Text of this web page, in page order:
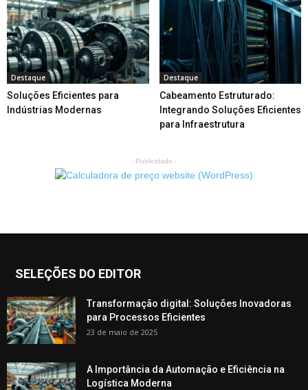
Destaque
Soluções Eficientes para
Indústrias Modernas
Destaque
Cabeamento Estruturado:
Integrando Soluções Eficientes
para Infraestrutura
- Publicidade -
SELEÇÕES DO EDITOR
Transformação digital: Soluções Inovadoras
para Processos Eficientes
23 de maio de 2025
A Importância da Automação e Eficiência na
Logística Moderna